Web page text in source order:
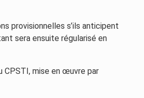
provisionnelles s’ils anticipent
sera ensuite régularisé en
CPSTI, mise en œuvre par